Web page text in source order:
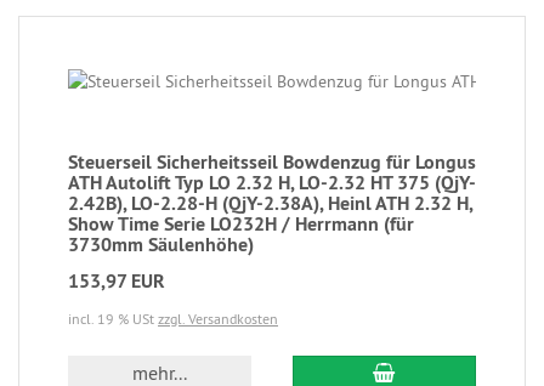
Steuerseil Sicherheitsseil Bowdenzug für Longus
ATH Autolift Typ LO 2.32 H, LO-2.32 HT 375 (QjY-
2.42B), LO-2.28-H (QjY-2.38A), Heinl ATH 2.32 H,
Show Time Serie LO232H / Herrmann (für
3730mm Säulenhöhe)
153,97 EUR
incl. 19 % USt zzgl. Versandkosten
mehr...